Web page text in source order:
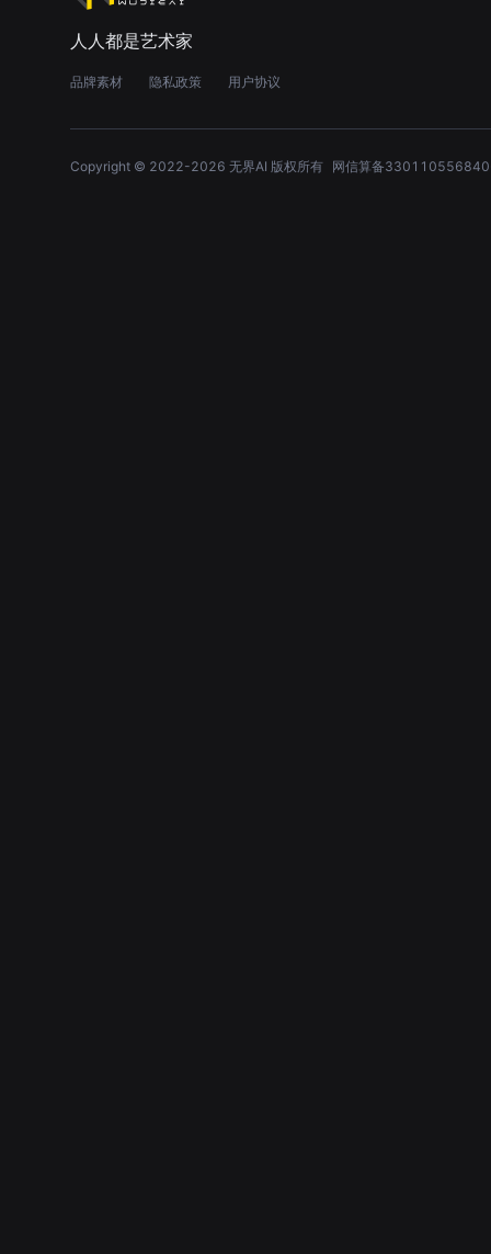
人人都是艺术家
品牌素材 隐私政策 用户协议
Copyright © 2022-2026 无界AI 版权所有 网信算备